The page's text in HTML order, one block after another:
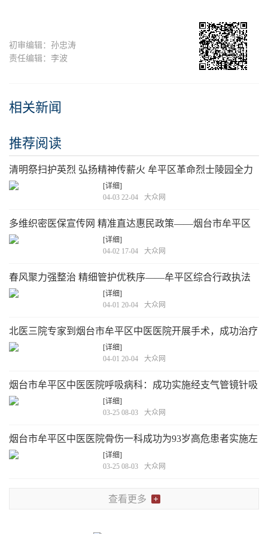
初审编辑：孙忠涛
责任编辑：李波
相关新闻
推荐阅读
清明祭扫护英烈 弘扬精神传薪火 牟平区革命烈士陵园全力
做好清明节前祭扫工作[详细]
04-03 22-04
大众网
多维织密医保宣传网 精准直达惠民政策——烟台市牟平区
中医医院医保政策宣传工作走深走实
[详细]
04-02 17-04
大众网
春风聚力强整治 精细管护优秩序——牟平区综合行政执法
大队开展春季市容环境秩序专项整治行动
[详细]
04-01 20-04
大众网
北医三院专家到烟台市牟平区中医医院开展手术，成功治疗
复杂膝肩疑难病症
[详细]
04-01 20-04
大众网
烟台市牟平区中医医院呼吸病科：成功实施经支气管镜针吸
活检术，为结节病患者明确诊断
[详细]
03-25 08-03
大众网
烟台市牟平区中医医院骨伤一科成功为93岁高危患者实施左
股骨粗隆间骨折微创内固定术
[详细]
03-25 08-03
大众网
查看更多